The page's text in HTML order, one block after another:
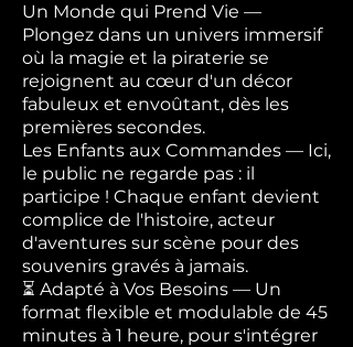
Un Monde qui Prend Vie —
Plongez dans un univers immersif
où la magie et la piraterie se
rejoignent au cœur d'un décor
fabuleux et envoûtant, dès les
premières secondes.
Les Enfants aux Commandes — Ici,
le public ne regarde pas : il
participe ! Chaque enfant devient
complice de l'histoire, acteur
d'aventures sur scène pour des
souvenirs gravés à jamais.
⏳ Adapté à Vos Besoins — Un
format flexible et modulable de 45
minutes à 1 heure, pour s'intégrer